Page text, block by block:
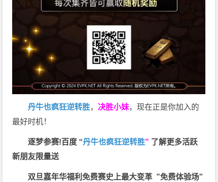
丹牛也疯狂逆转胜， 决胜小妹，现在正是你加入的
最好时机！
逐梦参赛!百度 “丹牛也疯狂逆转胜” 了解更多活跃
新朋友限量送
双旦嘉年华福利免费赛史上最大变革 ”免费体验场”